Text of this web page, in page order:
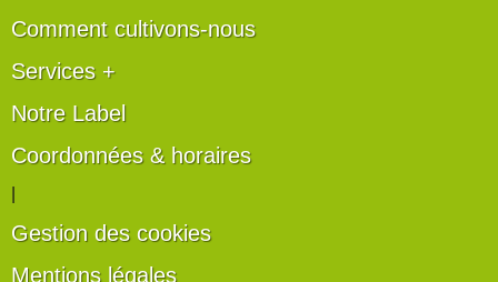
Comment cultivons-nous
Services +
Notre Label
Coordonnées & horaires
Gestion des cookies
Mentions légales